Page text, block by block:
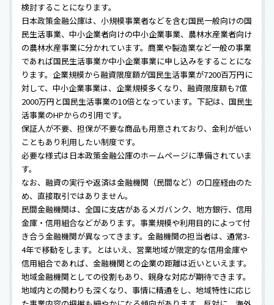
検討することになります。
日本政策金融公庫は、小規模事業者などを含む国民一般向けの国
民生活事業、中小企業者向けの中小企業事業、農林水産業者向け
の農林水産事業に分かれています。商業や製造業など一般の事業
であれば国民生活事業か中小企業事業に申し込みをすることにな
ります。企業規模から融資限度額が国民生活事業が7200百万円に
対して、中小企業事業は、企業規模多くなり、融資限度額も7億
2000万円と国民生活事業の10倍となっています。下記は、国民生
活事業のHPからの引用です。
保証人が不要、担保が不要な商品も用意されており、金利が低い
こともあり利用したい制度です。
必要な様式は日本政策金融公庫のホームページに準備されていま
す。
なお、融資の実行や返済は金融機関（民間など）の口座経由のた
め、直接取引ではありません。
民間金融機関は、全国に支店があるメガバンク、地方銀行、信用
金庫・信用組合などがあります。事業規模や利用目的によって付
き合う金融機関が異なってきます。金融機関の担当者は、通常3-
4年で移動をします。とはいえ、営業地域が限定的な信用金庫や
信用組合であれば、金融機関との企業の距離は近いといえます。
地域金融機関としての役割もあり、親身な対応が期待できます。
地域内との関わりも深くなり、事情に精通をし、地域特性に応じ